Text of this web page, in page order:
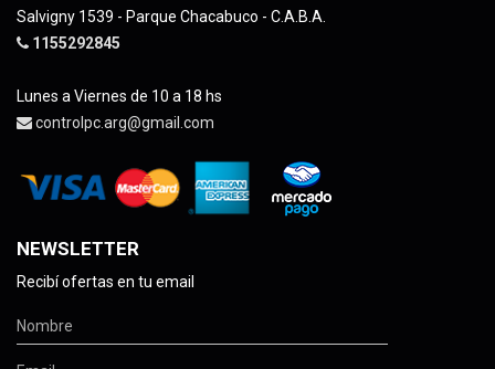
Salvigny 1539 - Parque Chacabuco - C.A.B.A.
1155292845
Lunes a Viernes de 10 a 18 hs
controlpc.arg@gmail.com
NEWSLETTER
Recibí ofertas en tu email